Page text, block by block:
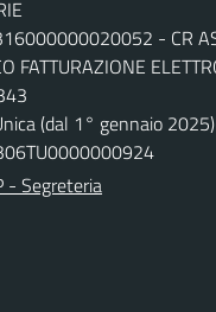
- CR
FATTURAZIONE
(dal 1° gennaio 2025)
- Segreteria